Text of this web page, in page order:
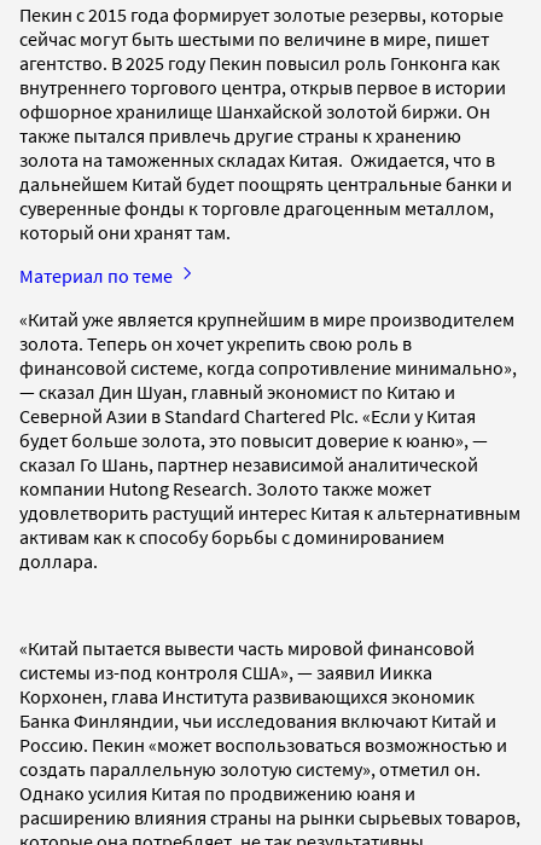
Пекин с 2015 года формирует золотые резервы, которые
сейчас могут быть шестыми по величине в мире, пишет
агентство. В 2025 году Пекин повысил роль Гонконга как
внутреннего торгового центра, открыв первое в истории
офшорное хранилище Шанхайской золотой биржи. Он
также пытался привлечь другие страны к хранению
золота на таможенных складах Китая. Ожидается, что в
дальнейшем Китай будет поощрять центральные банки и
суверенные фонды к торговле драгоценным металлом,
который они хранят там.
Материал по теме
«Китай уже является крупнейшим в мире производителем
золота. Теперь он хочет укрепить свою роль в
финансовой системе, когда сопротивление минимально»,
— сказал Дин Шуан, главный экономист по Китаю и
Северной Азии в Standard Chartered Plc. «Если у Китая
будет больше золота, это повысит доверие к юаню», —
сказал Го Шань, партнер независимой аналитической
компании Hutong Research. Золото также может
удовлетворить растущий интерес Китая к альтернативным
активам как к способу борьбы с доминированием
доллара.
«Китай пытается вывести часть мировой финансовой
системы из-под контроля США», — заявил Иикка
Корхонен, глава Института развивающихся экономик
Банка Финляндии, чьи исследования включают Китай и
Россию. Пекин «может воспользоваться возможностью и
создать параллельную золотую систему», отметил он.
Однако усилия Китая по продвижению юаня и
расширению влияния страны на рынки сырьевых товаров,